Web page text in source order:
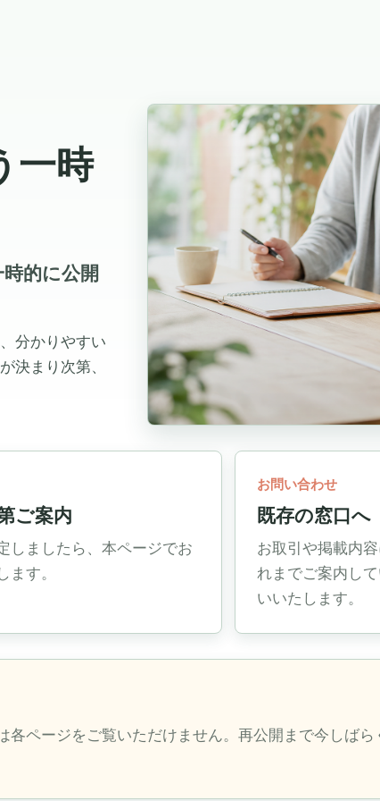
一時
的に公開
分かりやすい
決まり次第、
ご案内
しましたら、本ページでお
ます。
お問い合わせ
既存の窓口へ
お取引や掲載内
れまでご案内し
いいたします。
ページをご覧いただけません。再公開まで今しば